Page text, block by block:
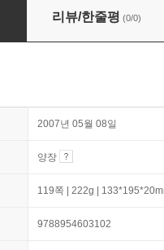
리뷰/한줄평 (0/0)
2007년 05월 08일
양장
119쪽 | 222g |
9788954603102